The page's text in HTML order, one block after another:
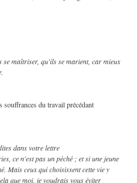
se maîtriser, qu'ils se marient, car mieux
souffrances du travail précédant
dans votre lettre
ce n'est pas un péché ; et si une jeune
Mais ceux qui choisissent cette vie y
que moi, je voudrais vous éviter